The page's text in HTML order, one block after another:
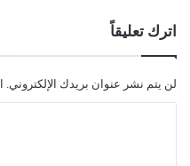
اترك تعليقاً
لن يتم نشر عنوان بريدك الإلكتروني.